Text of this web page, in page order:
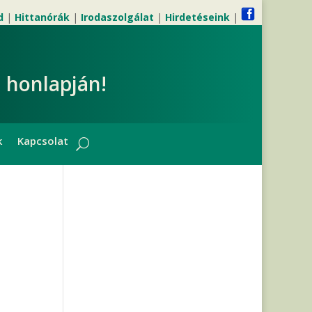
| Hittanórák| Irodaszolgálat | Hirdetéseink|
honlapján!
Kapcsolat